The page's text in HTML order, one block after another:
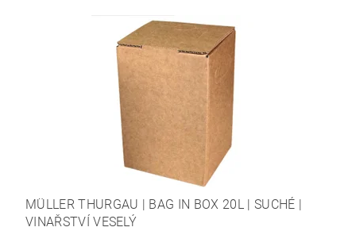
MÜLLER THURGAU | BAG IN BOX 20L | SUCHÉ |
VINAŘSTVÍ VESELÝ